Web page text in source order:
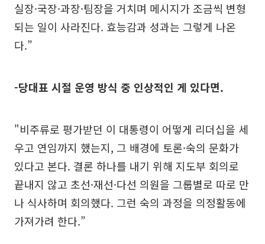
실장·국장·과장·팀장을 거치며 메시지가 조금씩 변형
되는 일이 사라진다. 효능감과 성과는 그렇게 나온
다.”
-당대표 시절 운영 방식 중 인상적인 게 있다면.
"비주류로 평가받던 이 대통령이 어떻게 리더십을 세
우고 연임까지 했는지, 그 배경에 토론·숙의 문화가
있다고 본다. 결론 하나를 내기 위해 지도부 회의로
끝내지 않고 초선·재선·다선 의원을 그룹별로 따로 만
나 식사하며 회의했다. 그런 숙의 과정을 의정활동에
가져가려 한다.”